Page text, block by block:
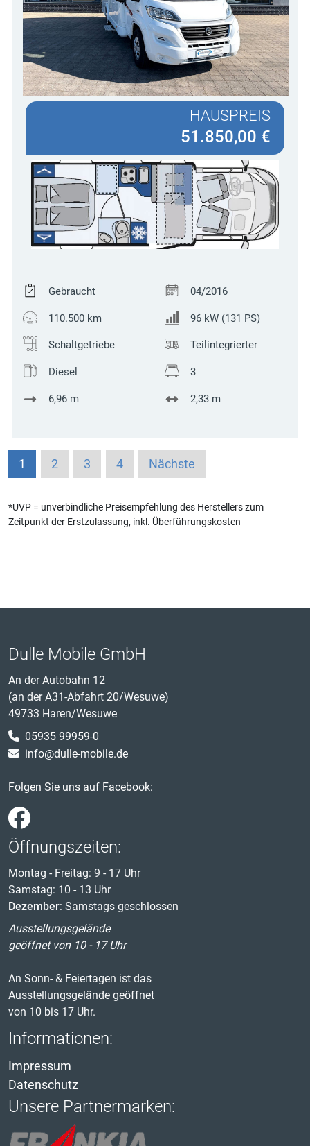
HAUSPREIS
51.850,00 €
Gebraucht 04/2016
110.500 km 96 kW (131 PS)
Schaltgetriebe Teilintegrierter
Diesel 3
6,96 m 2,33 m
1 2 3 4 Nächste
*UVP = unverbindliche Preisempfehlung des Herstellers zum
Zeitpunkt der Erstzulassung, inkl. Überführungskosten
Dulle Mobile GmbH
An der Autobahn 12
(an der A31-Abfahrt 20/Wesuwe)
49733 Haren/Wesuwe
05935 99959-0
info@dulle-mobile.de
Folgen Sie uns auf Facebook:
Öffnungszeiten:
Montag - Freitag: 9 - 17 Uhr
Samstag: 10 - 13 Uhr
Dezember: Samstags geschlossen
Ausstellungsgelände
geöffnet von 10 - 17 Uhr
An Sonn- & Feiertagen ist das
Ausstellungsgelände geöffnet
von 10 bis 17 Uhr.
Informationen:
Impressum
Datenschutz
Unsere Partnermarken: